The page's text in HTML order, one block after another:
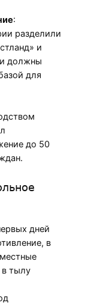
:
разделили
и
должны
для
до 50
дней
в
в тылу